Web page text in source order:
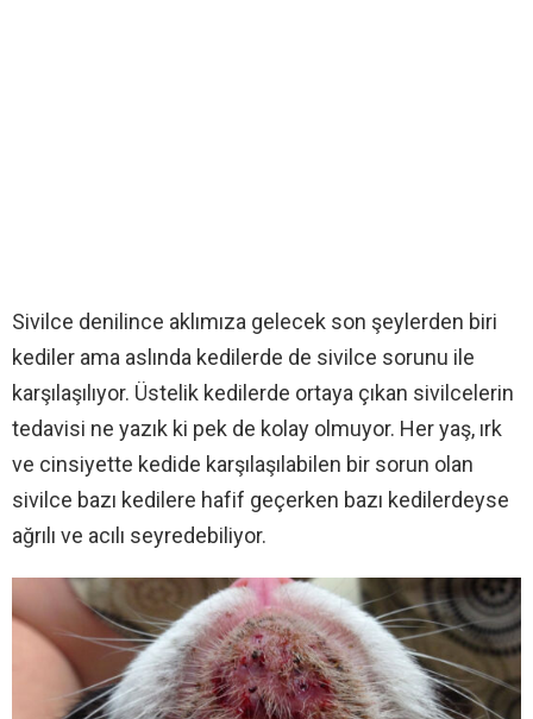
Sivilce denilince aklımıza gelecek son şeylerden biri
kediler ama aslında kedilerde de sivilce sorunu ile
karşılaşılıyor. Üstelik kedilerde ortaya çıkan sivilcelerin
tedavisi ne yazık ki pek de kolay olmuyor. Her yaş, ırk
ve cinsiyette kedide karşılaşılabilen bir sorun olan
sivilce bazı kedilere hafif geçerken bazı kedilerdeyse
ağrılı ve acılı seyredebiliyor.